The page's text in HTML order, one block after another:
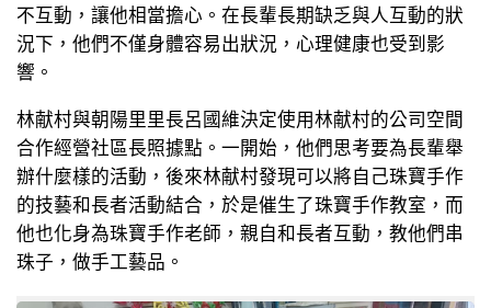
不互動，讓他相當擔心。在長輩長期缺乏與人互動的狀
況下，他們不僅身體容易出狀況，心理健康也受到影
響。
林献村與朝陽里里長呂國維決定使用林献村的公司空間
合作經營社區長照據點。一開始，他們思考要為長輩舉
辦什麼樣的活動，後來林献村發現可以將自己珠寶手作
的技藝和長者活動結合，於是催生了珠寶手作教室，而
他也化身為珠寶手作老師，親自和長者互動，教他們串
珠子，做手工藝品。